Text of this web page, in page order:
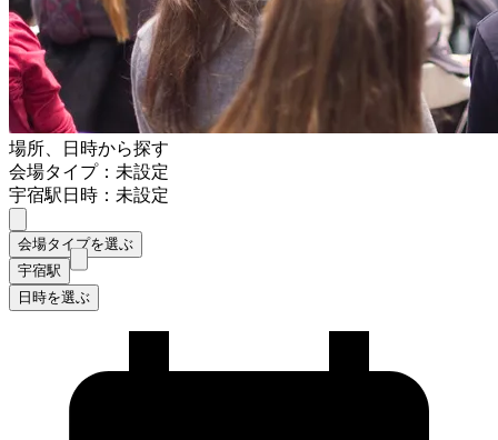
場所、日時から探す
会場タイプ：未設定
宇宿駅日時：未設定
会場タイプを選ぶ
宇宿駅
日時を選ぶ